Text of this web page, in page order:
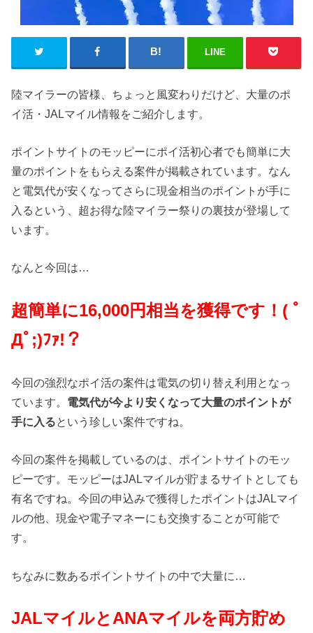
LINE
陸マイラーの皆様、ちょっと風変わりだけど、大量のポ
イ活・JALマイル情報をご紹介します。
ポイントサイトのモッピーにポイ活初心者でも簡単に大
量のポイントをもらえる案件が掲載されています。なん
と電気代が安くなってさらに現金相当のポイントが手に
入るという、超お得な陸マイラー祭りの裏技が登場して
います。
なんと今回は…
超簡単に16,000円相当を獲得です！ ( ﾟ
Дﾟ;)ﾌｧ!？
今回の強烈なポイ活の案件は電気の切り替え利用となっ
ています。 電気代が今より安くなって大量のポイントが
手に入るという珍しい案件ですね。
今回の案件を掲載しているのは、ポイントサイトのモッ
ピーです。モッピーはJALマイルが貯まるサイトとしても
有名ですね。今回の申込みで獲得したポイントはJALマイ
ルの他、現金や電子マネーにも交換することが可能で
す。
ちなみに数あるポイントサイトの中で大量に…
JALマイルとANAマイルを両方貯め